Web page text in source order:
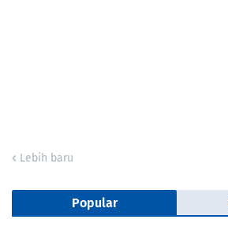
Lebih baru
Popular